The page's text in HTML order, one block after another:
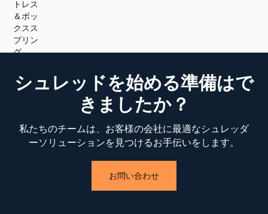
シュレッドを始める準備はで
きましたか？
私たちのチームは、お客様の会社に最適なシュレッダ
ーソリューションを見つけるお手伝いをします。
お問い合わせ